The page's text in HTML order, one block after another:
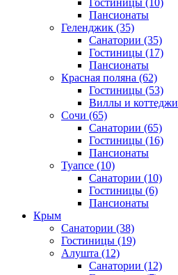
Гостиницы (10)
Пансионаты
Геленджик (35)
Санатории (35)
Гостиницы (17)
Пансионаты
Красная поляна (62)
Гостиницы (53)
Виллы и коттеджи
Сочи (65)
Санатории (65)
Гостиницы (16)
Пансионаты
Туапсе (10)
Санатории (10)
Гостиницы (6)
Пансионаты
Крым
Санатории (38)
Гостиницы (19)
Алушта (12)
Санатории (12)